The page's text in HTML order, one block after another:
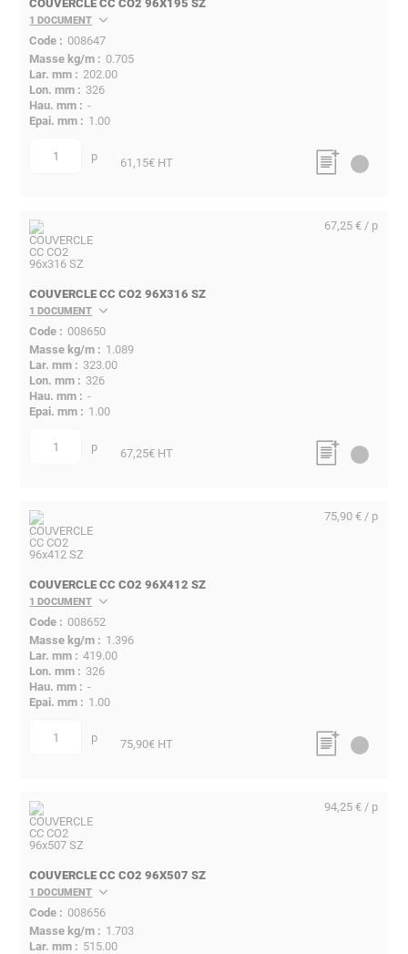
COUVERCLE CC CO2 96X195 SZ
1 DOCUMENT
008647
0.705
202.00
326
-
1.00
quantité p 61,15€ HT
COUVERCLE CC CO2 96X316 SZ
1 DOCUMENT
008650
1.089
323.00
326
-
1.00
quantité p
67,25 € / p
67,25€ HT
COUVERCLE CC CO2 96X412 SZ
1 DOCUMENT
008652
1.396
419.00
326
-
1.00
quantité p
75,90 € / p
75,90€ HT
COUVERCLE CC CO2 96X507 SZ
1 DOCUMENT
008656
1.703
515.00
94,25 € / p